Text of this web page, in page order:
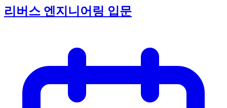
리버스 엔지니어링 입문